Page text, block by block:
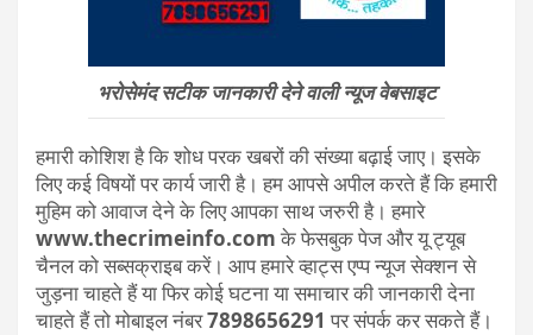
भरोसेमंद सटीक जानकारी देने वाली न्यूज वेबसाइट
हमारी कोशिश है कि शोध परक खबरों की संख्या बढ़ाई जाए। इसके
लिए कई विषयों पर कार्य जारी है। हम आपसे अपील करते हैं कि हमारी
मुहिम को आवाज देने के लिए आपका साथ जरुरी है। हमारे
www.thecrimeinfo.comके फेसबुक पेज और यू ट्यूब
चैनल को सब्सक्राइब करें। आप हमारे व्हाट्स एप्प न्यूज सेक्शन से
जुड़ना चाहते हैं या फिर कोई घटना या समाचार की जानकारी देना
चाहते हैं तो मोबाइल नंबर7898656291 पर संपर्क कर सकते हैं।